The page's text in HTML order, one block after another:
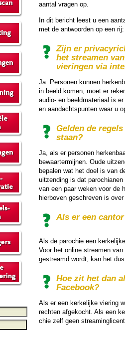
aantal vragen op.
In dit bericht leest u een
met de ant­woor­den op een rij:
Zijn er
het streamen
vie­rin­gen via
Ja. Personen kunnen
in beeld komen, moet er
audio- en beeld­ma­te­riaal is
en aan­dachts­pun­ten waar u
Gelden de
staan?
Ja, als er personen
bewaar­ter­mijnen. Oude
bepalen wat het doel is van
uitzen­ding is dat
van een paar weken voor de
hierboven ge­schre­ven is
Als er een
Als de pa­ro­chie een
Voor het online streamen
gestreamd wordt, kan het
Hoe zit het dan
Facebook?
Als er een ker­ke­lijke vie­ring
rechten afgekocht. Als een
chie zelf geen